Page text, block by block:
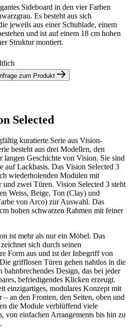
Sideboard in den vier Farben
Es besteht aus sich
jeweils aus einer Schublade, einem
und ist auf einem 18 cm hohen
Struktur montiert.
zum Produkt
Selected
kuratierte Serie aus Vision-
besteht aus drei Modellen, den
langen Geschichte von Vision. Sie sind
auf Lackbasis. Das Vision Selected 3
wiederholenden Modulen mit
und zwei Türen. Vision Selected 3 steht
Weiss, Beige, Ton (Clay) und
von Arco) zur Auswahl. Das
hohen schwarzen Rahmen mit feiner
ist mehr als nur ein Möbel. Das
sich durch seinen
Form aus und ist der Inbegriff von
grifflosen Türen gehen nahtlos in die
bahnbrechendes Design, das bei jeder
befriedigendes Klicken erzeugt.
einzigartiges, modulares Konzept mit
an den Fronten, den Seiten, oben und
die Module verblüffend viele
von einfachen Arrangements bis hin zu